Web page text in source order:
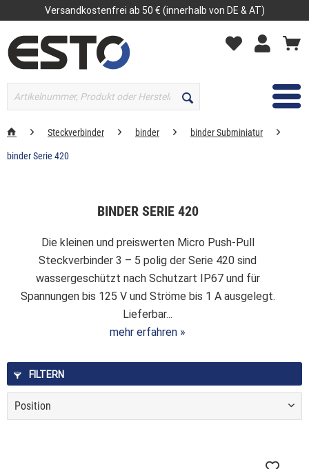
Versandkostenfrei ab 50 € (innerhalb von DE & AT)
MENÜ
Steckverbinder binder binder Subminiatur
binder Serie 420
BINDER SERIE 420
Die kleinen und preiswerten Micro Push-Pull
Steckverbinder 3 – 5 polig der Serie 420 sind
wassergeschützt nach Schutzart IP67 und für
Spannungen bis 125 V und Ströme bis 1 A ausgelegt.
Lieferbar...
mehr erfahren »
FILTERN